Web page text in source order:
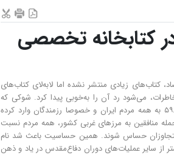
کتابخانه تخصصی
کتاب‌های زیادی منتشر نشده اما لابه‌لای کتاب‌های
می‌شود رد آن را به‌خوبی پیدا کرد. شوکی که
پذیرش قطعنامه ۵۹۸ به همه مردم ایران و خصوصا رزمندگان وارد کرده
منافقین به مرزهای غربی کشور، همه مردم نسبت
متجاوزان حساس شوند. همین حساسیت باعث شد نام
از سایر عملیات‌های دوران دفاع‌مقدس در یاد و ذهن